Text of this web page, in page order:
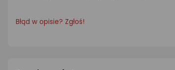
Błąd w opisie? Zgłoś!